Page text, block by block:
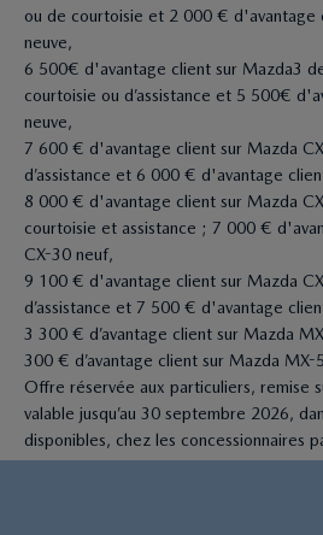
ou de courtoisie et 2 000 € d'avantage
neuve,
6 500€ d'avantage client sur Mazda3
courtoisie ou d’assistance et 5 500€
neuve,
7 600 € d'avantage client sur Mazda
d’assistance et 6 000 € d'avantage
8 000 € d'avantage client sur Mazda
courtoisie et assistance ; 7 000 €
CX-30 neuf,
9 100 € d'avantage client sur Mazda
d’assistance et 7 500 € d'avantage
3 300 € d’avantage client sur Mazda
300 € d’avantage client sur Mazda MX-
Offre réservée aux particuliers, remise
valable jusqu’au 30 septembre 2026,
disponibles, chez les concessionnaires